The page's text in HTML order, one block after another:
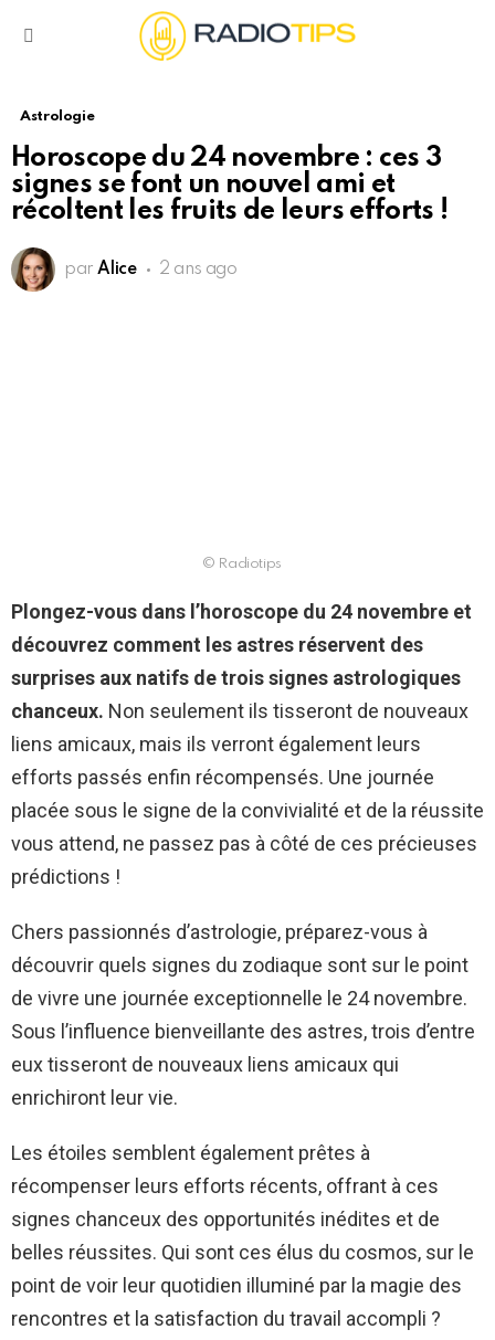
Astrologie
Horoscope du 24 novembre : ces 3
signes se font un nouvel ami et
récoltent les fruits de leurs efforts !
par Alice 2 ans ago
© Radiotips
Plongez-vous dans l’horoscope du 24 novembre et
découvrez comment les astres réservent des
surprises aux natifs de trois signes astrologiques
chanceux. Non seulement ils tisseront de nouveaux
liens amicaux, mais ils verront également leurs
efforts passés enfin récompensés. Une journée
placée sous le signe de la convivialité et de la réussite
vous attend, ne passez pas à côté de ces précieuses
prédictions !
Chers passionnés d’astrologie, préparez-vous à
découvrir quels signes du zodiaque sont sur le point
de vivre une journée exceptionnelle le 24 novembre.
Sous l’influence bienveillante des astres, trois d’entre
eux tisseront de nouveaux liens amicaux qui
enrichiront leur vie.
Les étoiles semblent également prêtes à
récompenser leurs efforts récents, offrant à ces
signes chanceux des opportunités inédites et de
belles réussites. Qui sont ces élus du cosmos, sur le
point de voir leur quotidien illuminé par la magie des
rencontres et la satisfaction du travail accompli ?